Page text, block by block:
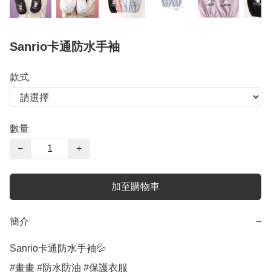
Sanrio卡通防水手袖
款式
數量
−
+
加至購物車
簡介 −
Sanrio卡通防水手袖💦
#畫畫 #防水防油 #保護衣服